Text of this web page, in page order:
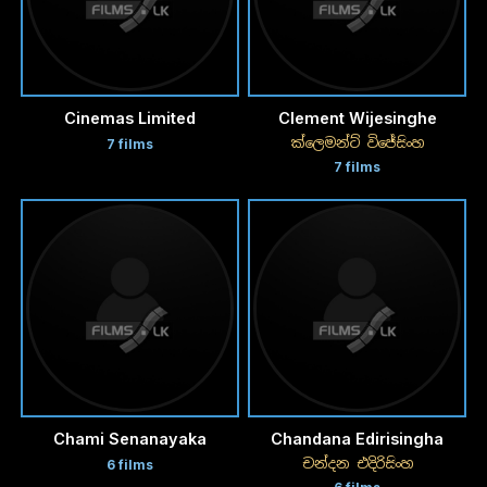
Cinemas Limited
7 films
Clement Wijesinghe
ක්ලෙමන්ට් විජේසිංහ
7 films
Chami Senanayaka
6 films
Chandana Edirisingha
චන්දන එදිරිසිංහ